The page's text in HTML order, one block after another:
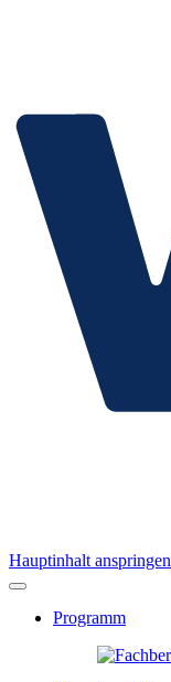
Hauptinhalt anspringen
Programm